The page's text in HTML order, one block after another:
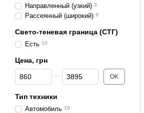
Направленный (узкий) 3
Рассеянный (широкий) 9
Свето-теневая граница (СТГ)
Есть 10
Цена, грн
От Цена, грн
До Цена, грн OK
Тип техники
Автомобиль 18